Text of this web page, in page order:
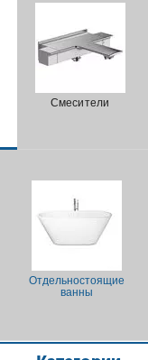
Смесители
Отдельностоящие
ванны